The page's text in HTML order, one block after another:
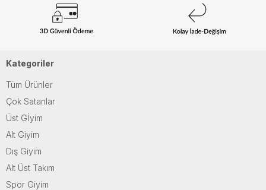
Kategoriler
Tüm Ürünler
Çok Satanlar
Üst Gİyim
Alt Giyim
Dış Giyim
Alt Üst Takım
Spor Giyim